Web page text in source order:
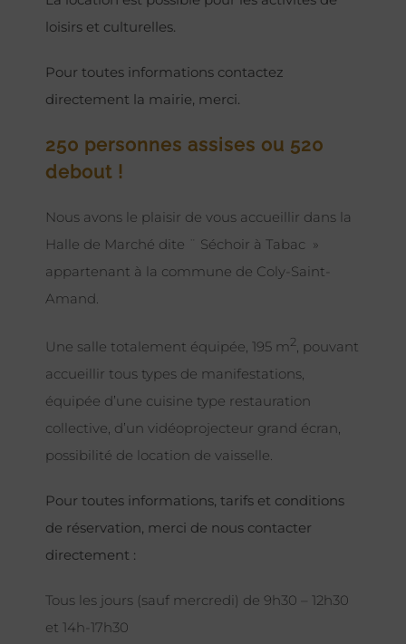
loisirs et culturelles.
Pour toutes informations contactez
directement la mairie, merci.
250 personnes assises ou 520
debout !
Nous avons le plaisir de vous accueillir dans la
Halle de Marché dite ¨ Séchoir à Tabac »
appartenant à la commune de Coly-Saint-
Amand.
Une salle totalement équipée, 195 m2, pouvant
accueillir tous types de manifestations,
équipée d’une cuisine type restauration
collective, d’un vidéoprojecteur grand écran,
possibilité de location de vaisselle.
Pour toutes informations, tarifs et conditions
de réservation, merci de nous contacter
directement :
Tous les jours (sauf mercredi) de 9h30 – 12h30
et 14h-17h30